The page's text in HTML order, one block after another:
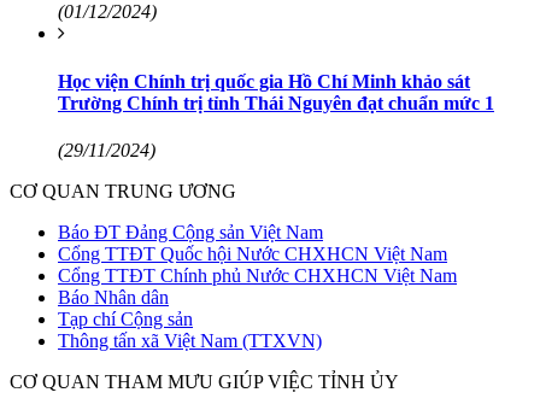
(01/12/2024)
Học viện Chính trị quốc gia Hồ Chí Minh khảo sát
Trường Chính trị tỉnh Thái Nguyên đạt chuẩn mức 1
(29/11/2024)
CƠ QUAN TRUNG ƯƠNG
Báo ĐT Đảng Cộng sản Việt Nam
Cổng TTĐT Quốc hội Nước CHXHCN Việt Nam
Cổng TTĐT Chính phủ Nước CHXHCN Việt Nam
Báo Nhân dân
Tạp chí Cộng sản
Thông tấn xã Việt Nam (TTXVN)
CƠ QUAN THAM MƯU GIÚP VIỆC TỈNH ỦY